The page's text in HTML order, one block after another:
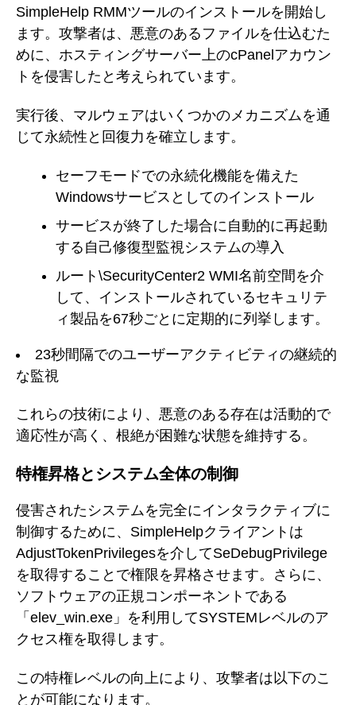
SimpleHelp RMMツールのインストールを開始し
ます。攻撃者は、悪意のあるファイルを仕込むた
めに、ホスティングサーバー上のcPanelアカウン
トを侵害したと考えられています。
実行後、マルウェアはいくつかのメカニズムを通
じて永続性と回復力を確立します。
セーフモードでの永続化機能を備えた
Windowsサービスとしてのインストール
サービスが終了した場合に自動的に再起動
する自己修復型監視システムの導入
ルート\SecurityCenter2 WMI名前空間を介
して、インストールされているセキュリテ
ィ製品を67秒ごとに定期的に列挙します。
23秒間隔でのユーザーアクティビティの継続的
な監視
これらの技術により、悪意のある存在は活動的で
適応性が高く、根絶が困難な状態を維持する。
特権昇格とシステム全体の制御
侵害されたシステムを完全にインタラクティブに
制御するために、SimpleHelpクライアントは
AdjustTokenPrivilegesを介してSeDebugPrivilege
を取得することで権限を昇格させます。さらに、
ソフトウェアの正規コンポーネントである
「elev_win.exe」を利用してSYSTEMレベルのア
クセス権を取得します。
この特権レベルの向上により、攻撃者は以下のこ
とが可能になります。